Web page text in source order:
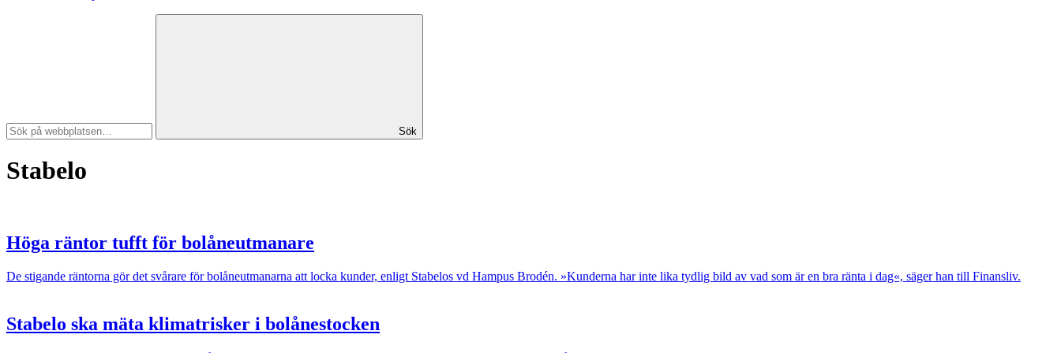
Sök
Stabelo
Höga räntor tufft för bolåneutmanare
De stigande räntorna gör det svårare för bolåneutmanarna att locka kunder, enligt Stabelos vd Hampus Brodén. »Kunderna har inte lika tydlig bild av vad som är en bra ränta i dag«, säger han till Finansliv.
Stabelo ska mäta klimatrisker i bolånestocken